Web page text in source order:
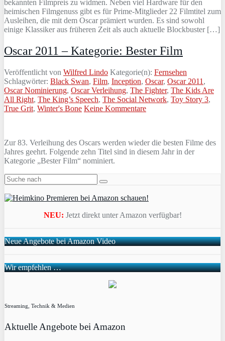
bekannten Filmpreis zu widmen. Neben viel Hardware für den
heimischen Filmgenuss gibt es für Prime-Mitglieder 22 Filmtitel zum
Ausleihen, die mit dem Oscar prämiert wurden. Es sind sowohl
einige Klassiker aus früheren Zeit als auch aktuelle Blockbuster […]
Oscar 2011 – Kategorie: Bester Film
Veröffentlicht von Wilfred Lindo Kategorie(n): Fernsehen
Schlagwörter: Black Swan, Film, Inception, Oscar, Oscar 2011 ,
Oscar Nominierung, Oscar Verleihung, The Fighter, The Kids Are
All Right, The King’s Speech, The Social Network, Toy Story 3,
True Grit, Winter's Bone Keine Kommentare
Zur 83. Verleihung des Oscars werden wieder die besten Filme des
Jahres geehrt. Folgende zehn Titel sind in diesem Jahr in der
Kategorie „Bester Film“ nominiert.
NEU: Jetzt direkt unter Amazon verfügbar!
Neue Angebote bei Amazon Video
Wir empfehlen …
Streaming, Technik & Medien
Aktuelle Angebote bei Amazon